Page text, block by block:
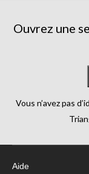
Ouvrez une
Vous n’avez pas
Aide